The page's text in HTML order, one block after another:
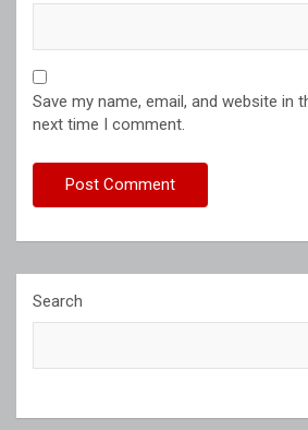
Save my name, email, and website in
next time I comment.
Search